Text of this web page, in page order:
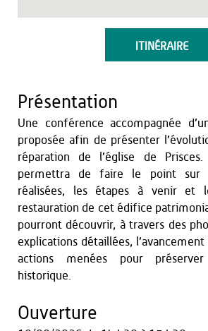
ITINÉRAIRE
Présentation
Une conférence accompagnée
proposée afin de présenter
réparation de l’église de
permettra de faire le point sur
réalisées, les étapes à venir et
restauration de cet édifice
pourront découvrir, à travers des
explications détaillées,
actions menées pour
historique.
Ouverture